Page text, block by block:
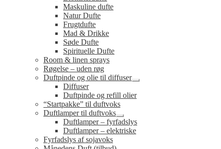
Maskuline dufte
Natur Dufte
Frugtdufte
Mad & Drikke
Søde Dufte
Spirituelle Dufte
Room & linen sprays
Røgelse – uden røg
Duftpinde og olie til diffuser
Udfold
Diffuser
Duftpinde og refill olier
“Startpakke” til duftvoks
Duftlamper til duftvoks
Udfold
undermenu
Duftlamper – fyrfadslys
Duftlamper – elektriske
Fyrfadslys af sojavoks